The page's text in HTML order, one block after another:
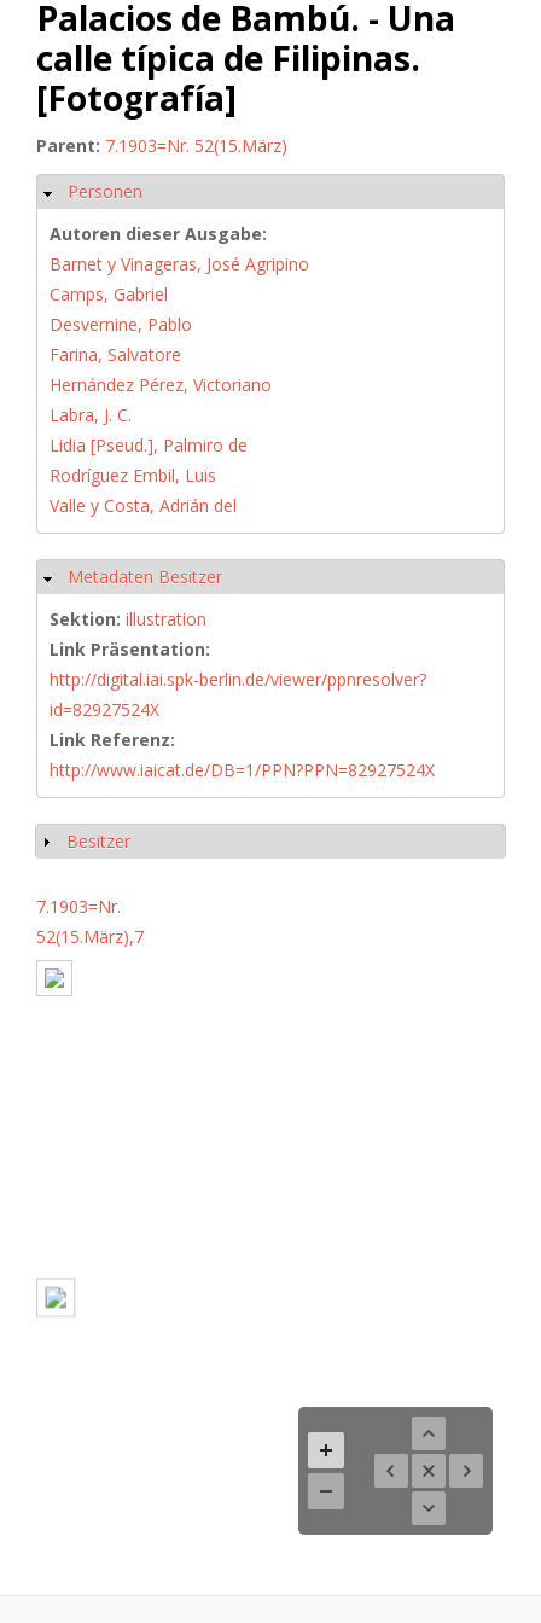
Palacios de Bambú. - Una
calle típica de Filipinas.
[Fotografía]
Parent: 7.1903=Nr. 52(15.März)
Hide
Personen
Autoren dieser Ausgabe:
Barnet y Vinageras, José Agripino
Camps, Gabriel
Desvernine, Pablo
Farina, Salvatore
Hernández Pérez, Victoriano
Labra, J. C.
Lidia [Pseud.], Palmiro de
Rodríguez Embil, Luis
Valle y Costa, Adrián del
Hide
Metadaten Besitzer
Sektion: illustration
Link Präsentation:
http://digital.iai.spk-berlin.de/viewer/ppnresolver?
id=82927524X
Link Referenz:
http://www.iaicat.de/DB=1/PPN?PPN=82927524X
Show
Besitzer
7.1903=Nr.
52(15.März),7